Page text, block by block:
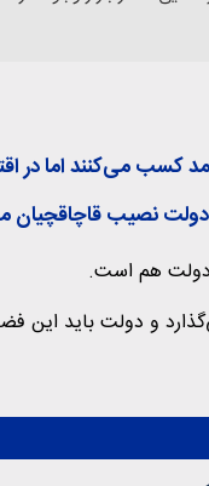
می‌کنند اما در
نصیب قاچاقچیان
دولت هم است.
و دولت باید این